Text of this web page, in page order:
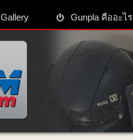
Gallery Gunpla คืออะไร